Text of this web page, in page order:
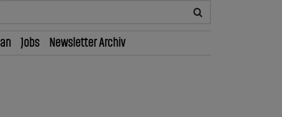
Jobs Newsletter Archiv